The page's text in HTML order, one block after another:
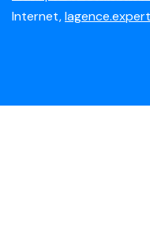
Internet,lagence.expert